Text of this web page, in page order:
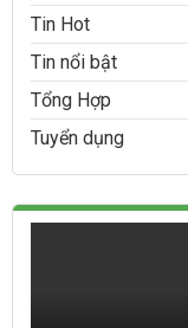
Tin Hot
Tin nổi bật
Tổng Hợp
Tuyển dụng